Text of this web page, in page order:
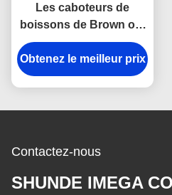
Les caboteurs de
boissons de Brown ont
placé le logo en verre
rond en cuir de
Debossed de caboteurs
Obtenez le meilleur prix
Contactez-nous
SHUNDE IMEGA